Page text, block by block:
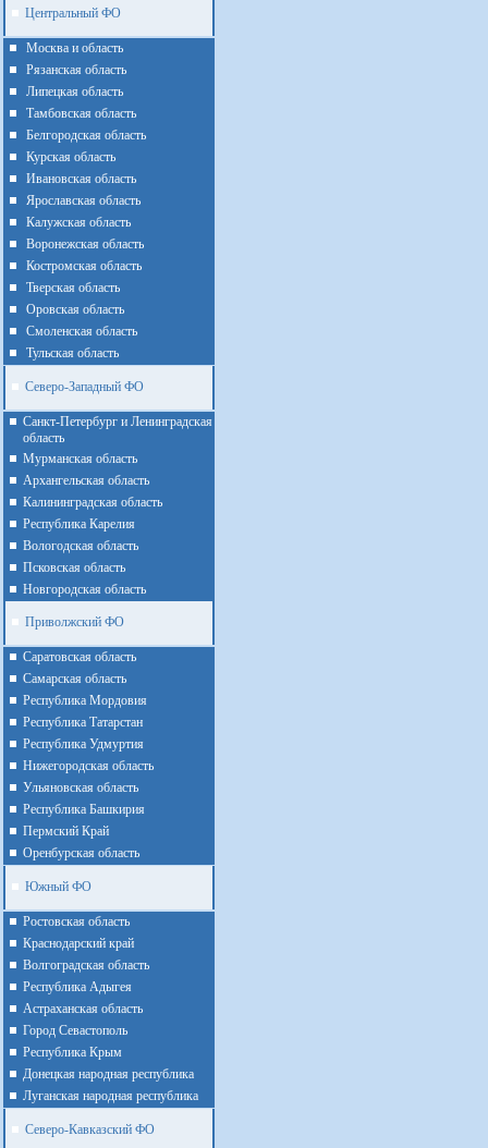
Центральный ФО
Москва и область
Рязанская область
Липецкая область
Тамбовская область
Белгородская область
Курская область
Ивановская область
Ярославская область
Калужская область
Воронежская область
Костромская область
Тверская область
Оровская область
Смоленская область
Тульская область
Северо-Западный ФО
Санкт-Петербург и Ленинградская
область
Мурманская область
Архангельская область
Калининградская область
Республика Карелия
Вологодская область
Псковская область
Новгородская область
Приволжский ФО
Cаратовская область
Cамарская область
Республика Мордовия
Республика Татарстан
Республика Удмуртия
Нижегородская область
Ульяновская область
Республика Башкирия
Пермский Край
Оренбурская область
Южный ФО
Ростовская область
Краснодарский край
Волгоградская область
Республика Адыгея
Астраханская область
Город Севастополь
Республика Крым
Донецкая народная республика
Луганская народная республика
Северо-Кавказский ФО